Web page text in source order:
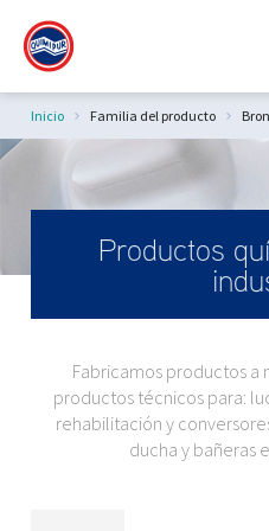
Estás aquí:
Inicio Familia del producto
Productos
Fabricamos productos a
productos técnicos para:
rehabilitación y
ducha y bañeras